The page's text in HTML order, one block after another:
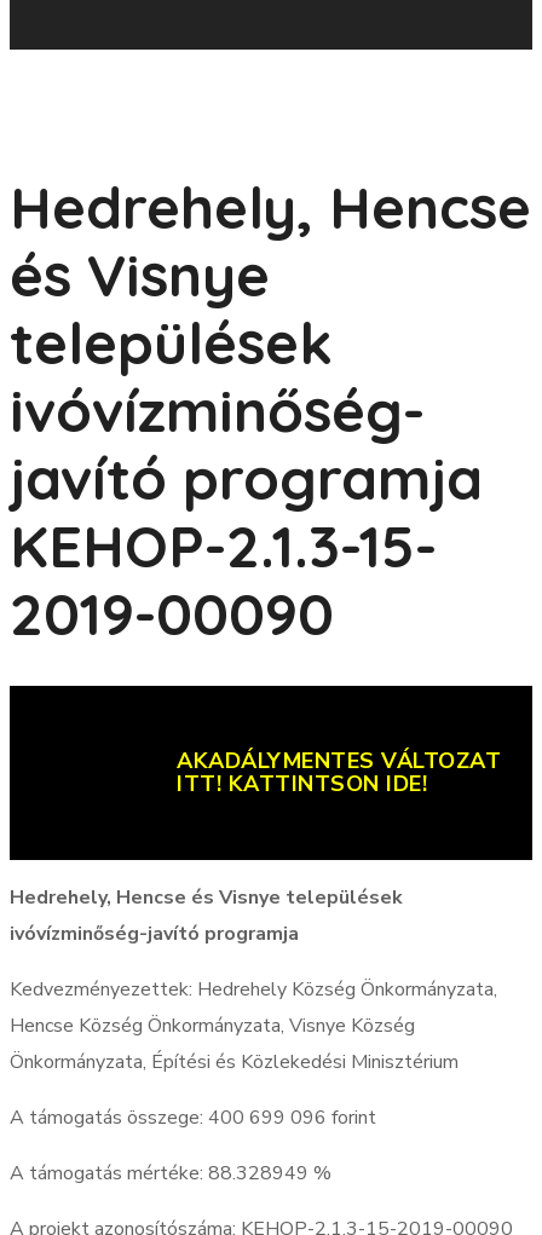
Hedrehely, Hencse
és Visnye
települések
ivóvízminőség-
javító programja
KEHOP-2.1.3-15-
2019-00090
AKADÁLYMENTES VÁLTOZAT
ITT! KATTINTSON IDE!
Hedrehely, Hencse és Visnye települések
ivóvízminőség-javító programja
Kedvezményezettek: Hedrehely Község Önkormányzata,
Hencse Község Önkormányzata, Visnye Község
Önkormányzata, Építési és Közlekedési Minisztérium
A támogatás összege: 400 699 096 forint
A támogatás mértéke: 88.328949 %
A projekt azonosítószáma: KEHOP-2.1.3-15-2019-00090